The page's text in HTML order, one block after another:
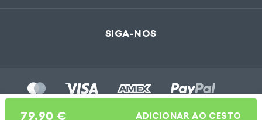
79,90 € ADICIONAR AO CESTO
SIGA-NOS